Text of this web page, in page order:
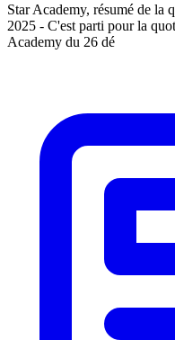
Star Academy, résumé de la
2025 - C'est parti pour la
Academy du 26 dé